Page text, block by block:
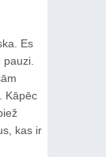
Es
Kāpēc
kas ir